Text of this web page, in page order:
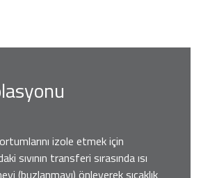
izole etmek için
sıvının transferi sırasında ısı
(buzlanmayı) önleyerek sıcaklık